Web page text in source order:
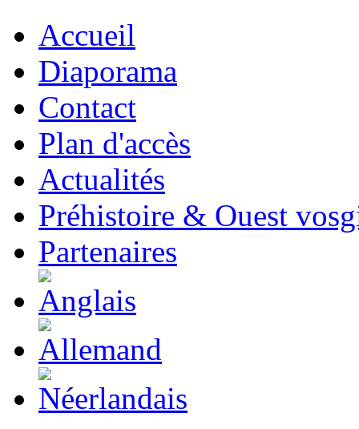
Accueil
Diaporama
Contact
Plan d'accès
Actualités
Préhistoire & Ouest
Partenaires